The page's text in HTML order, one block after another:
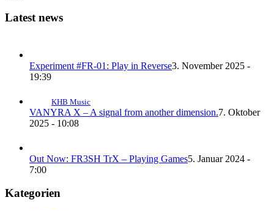
Latest news
Experiment #FR-01: Play in Reverse3. November 2025 -
19:39
KHB Music
VANYRA X – A signal from another dimension.7. Oktober
2025 - 10:08
Out Now: FR3SH TrX – Playing Games5. Januar 2024 -
7:00
Kategorien